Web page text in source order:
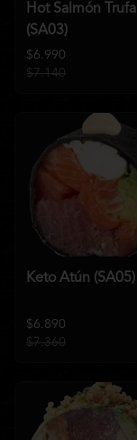
Hot Salmón Trufa
(SA03)
$6.990
$7.140
Keto Atún (SA05)
$6.890
$7.360